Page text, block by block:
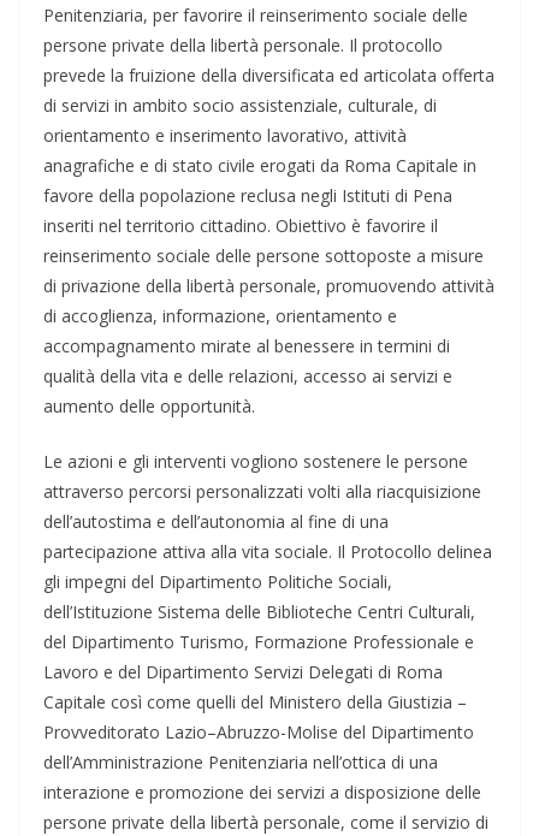
Penitenziaria, per favorire il reinserimento sociale delle
persone private della libertà personale. Il protocollo
prevede la fruizione della diversificata ed articolata offerta
di servizi in ambito socio assistenziale, culturale, di
orientamento e inserimento lavorativo, attività
anagrafiche e di stato civile erogati da Roma Capitale in
favore della popolazione reclusa negli Istituti di Pena
inseriti nel territorio cittadino. Obiettivo è favorire il
reinserimento sociale delle persone sottoposte a misure
di privazione della libertà personale, promuovendo attività
di accoglienza, informazione, orientamento e
accompagnamento mirate al benessere in termini di
qualità della vita e delle relazioni, accesso ai servizi e
aumento delle opportunità.
Le azioni e gli interventi vogliono sostenere le persone
attraverso percorsi personalizzati volti alla riacquisizione
dell’autostima e dell’autonomia al fine di una
partecipazione attiva alla vita sociale. Il Protocollo delinea
gli impegni del Dipartimento Politiche Sociali,
dell’Istituzione Sistema delle Biblioteche Centri Culturali,
del Dipartimento Turismo, Formazione Professionale e
Lavoro e del Dipartimento Servizi Delegati di Roma
Capitale così come quelli del Ministero della Giustizia –
Provveditorato Lazio–Abruzzo-Molise del Dipartimento
dell’Amministrazione Penitenziaria nell’ottica di una
interazione e promozione dei servizi a disposizione delle
persone private della libertà personale, come il servizio di